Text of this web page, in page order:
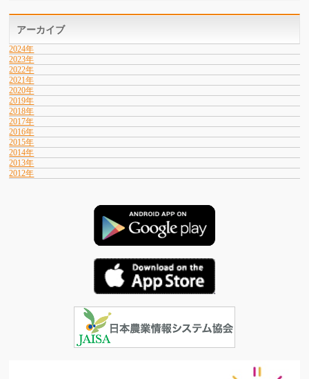
アーカイブ
2024年
2023年
2022年
2021年
2020年
2019年
2018年
2017年
2016年
2015年
2014年
2013年
2012年